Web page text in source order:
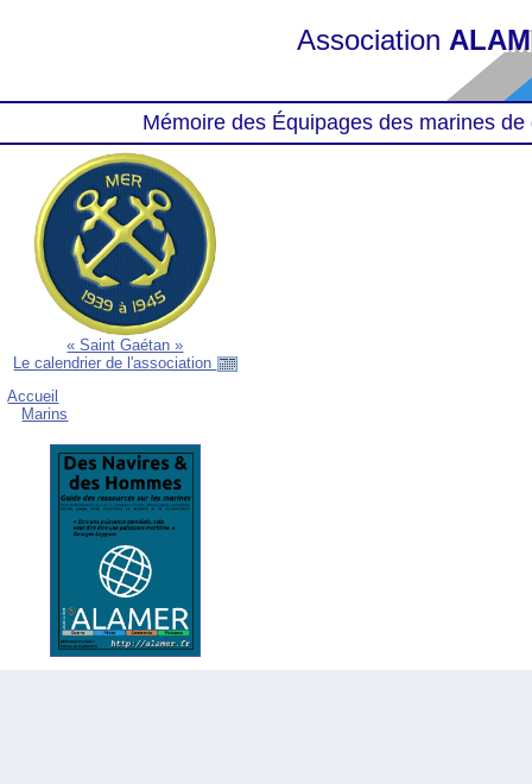
Association
Mémoire des Équipages des marines
« Saint Gaétan »
Le calendrier de l'association
Accueil
Marins